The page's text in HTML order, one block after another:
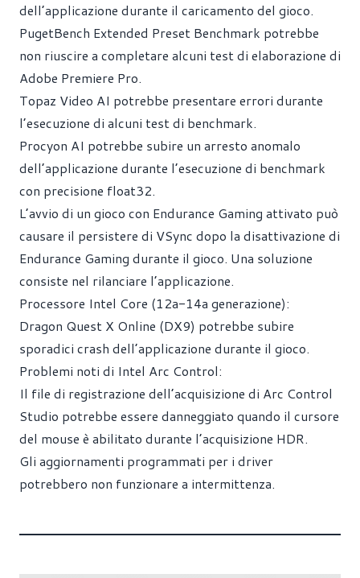
dell’applicazione durante il caricamento del gioco.
PugetBench Extended Preset Benchmark potrebbe
non riuscire a completare alcuni test di elaborazione di
Adobe Premiere Pro.
Topaz Video AI potrebbe presentare errori durante
l’esecuzione di alcuni test di benchmark.
Procyon AI potrebbe subire un arresto anomalo
dell’applicazione durante l’esecuzione di benchmark
con precisione float32.
L’avvio di un gioco con Endurance Gaming attivato può
causare il persistere di VSync dopo la disattivazione di
Endurance Gaming durante il gioco. Una soluzione
consiste nel rilanciare l’applicazione.
Processore Intel Core (12a-14a generazione):
Dragon Quest X Online (DX9) potrebbe subire
sporadici crash dell’applicazione durante il gioco.
Problemi noti di Intel Arc Control:
Il file di registrazione dell’acquisizione di Arc Control
Studio potrebbe essere danneggiato quando il cursore
del mouse è abilitato durante l’acquisizione HDR.
Gli aggiornamenti programmati per i driver
potrebbero non funzionare a intermittenza.